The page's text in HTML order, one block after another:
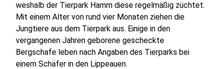
weshalb der Tierpark Hamm diese regelmäßig züchtet.
Mit einem Alter von rund vier Monaten ziehen die
Jungtiere aus dem Tierpark aus. Einige in den
vergangenen Jahren geborene gescheckte
Bergschafe leben nach Angaben des Tierparks bei
einem Schäfer in den Lippeauen.